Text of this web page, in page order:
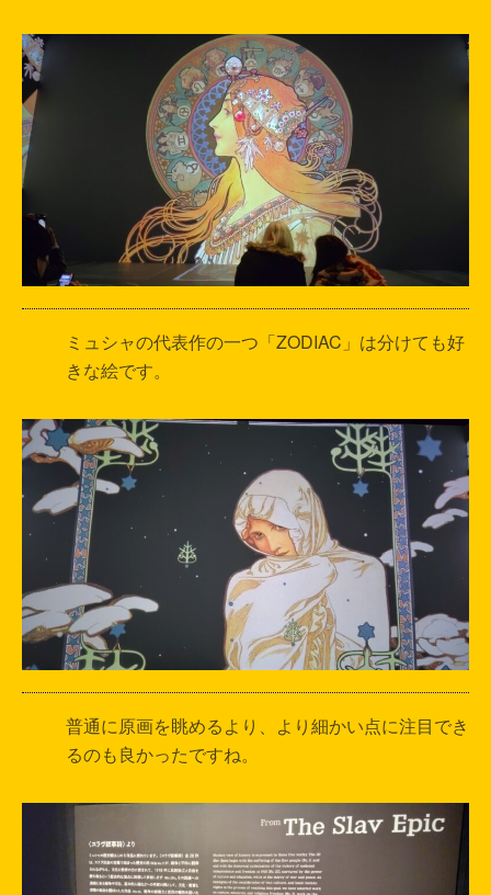
ミュシャの代表作の一つ「ZODIAC」は分けても好
きな絵です。
普通に原画を眺めるより、より細かい点に注目でき
るのも良かったですね。